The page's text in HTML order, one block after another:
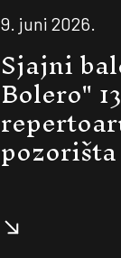
9. juni 2026.
Sjajni
Bolero"